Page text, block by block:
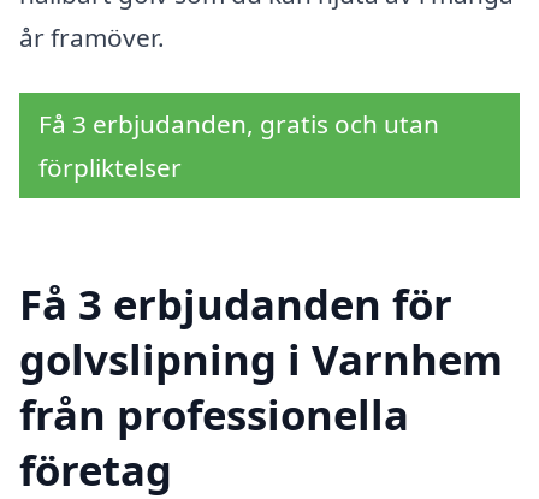
år framöver.
Få 3 erbjudanden, gratis och utan
förpliktelser
Få 3 erbjudanden för
golvslipning i Varnhem
från professionella
företag